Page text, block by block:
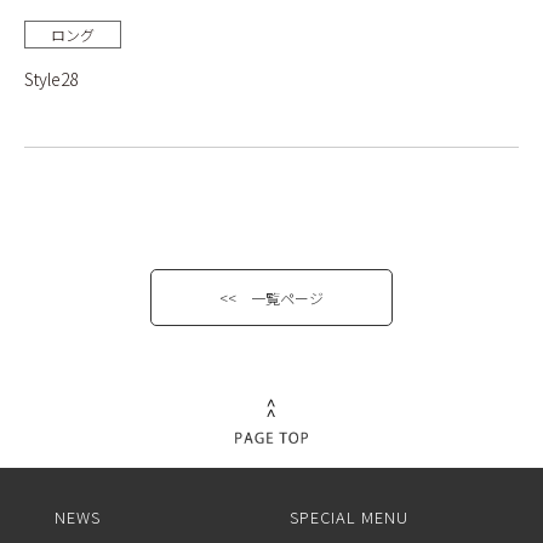
ロング
Style28
<< 一覧ページ
NEWS SPECIAL MENU